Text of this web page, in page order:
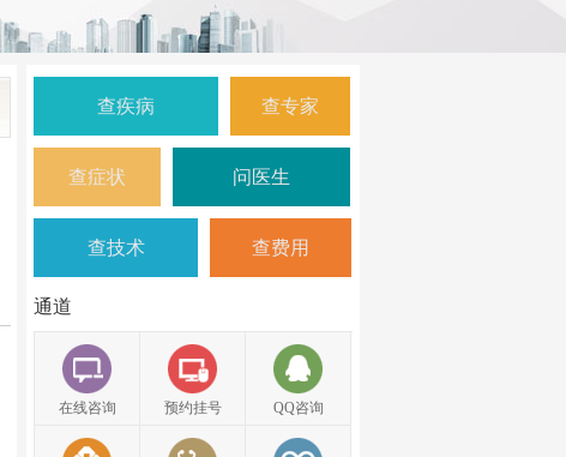
查疾病 查专家
查症状 问医生
查技术 查费用
通道
在线咨询 预约挂号 QQ咨询